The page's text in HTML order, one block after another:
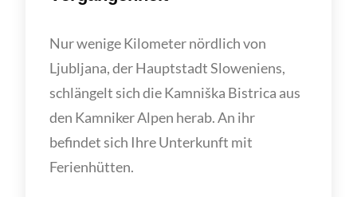
Nur wenige Kilometer nördlich von
Ljubljana, der Hauptstadt Sloweniens,
schlängelt sich die Kamniška Bistrica aus
den Kamniker Alpen herab. An ihr
befindet sich Ihre Unterkunft mit
Ferienhütten.